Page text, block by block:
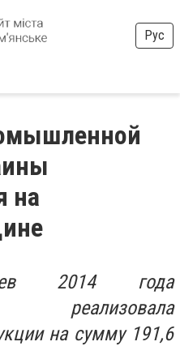
Рус
на
2014 года
реализовала
на сумму 191,6